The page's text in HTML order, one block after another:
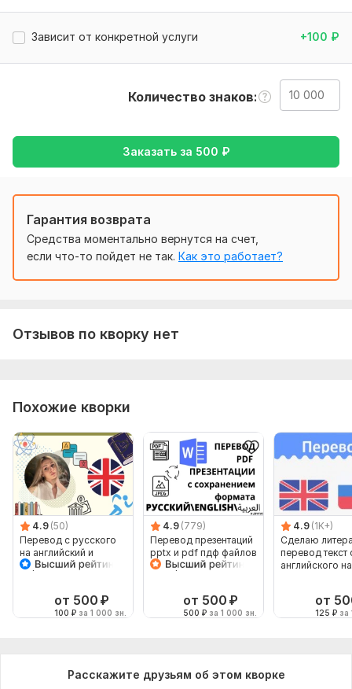
Нужно для заказа:
Что нужно от вас:
Файл/текст для перевода
Готов начать сразу.
Тематика:
с Русского на Английский
с Английского на Русский
Зависит от конкретной услуги +100 ₽
Количество знаков
Заказать за 500 ₽
Гарантия возврата
Средства моментально вернутся на счет,
если что-то пойдет не так. Как это работает?
Отзывов по кворку нет
Похожие кворки
4.9 (50)
Перевод с русского
на английский и
обратно
от 500 ₽
100 ₽ за 1 000 зн.
4.9 (779)
Перевод презентаций
pptx и pdf пдф файлов
с сохранением
от 500 ₽
500 ₽ за 1 000 зн.
4.9 (1K+)
Сделаю
перевод текст
английского на
от
125 ₽ за
Расскажите друзьям об этом кворке